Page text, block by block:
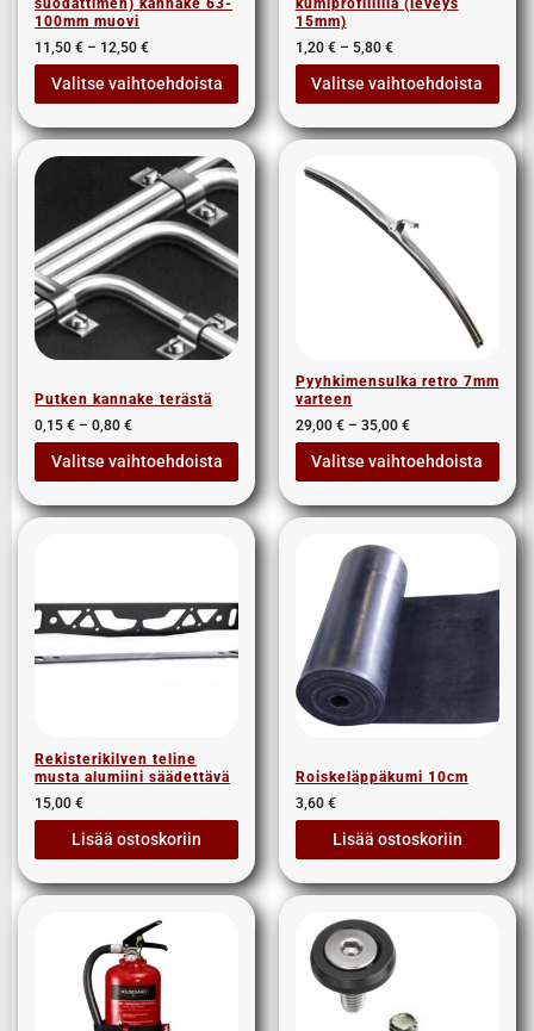
suodattimen) kannake 63-
100mm muovi
11,50€ – 12,50€
Valitse vaihtoehdoista
kumiprofiililla (leveys
15mm)
1,20 € – 5,80 €
Valitse vaihtoehdoista
Putken kannake terästä
0,15€ – 0,80€
Valitse vaihtoehdoista
Pyyhkimensulka retro 7mm
varteen
29,00 € – 35,00 €
Valitse vaihtoehdoista
Rekisterikilven teline
musta alumiini säädettävä
15,00€
Lisää ostoskoriin
Roiskeläppäkumi 10cm
3,60 €
Lisää ostoskoriin